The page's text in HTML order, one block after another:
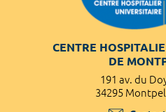
CENTRE
DE
191 av. du
34295